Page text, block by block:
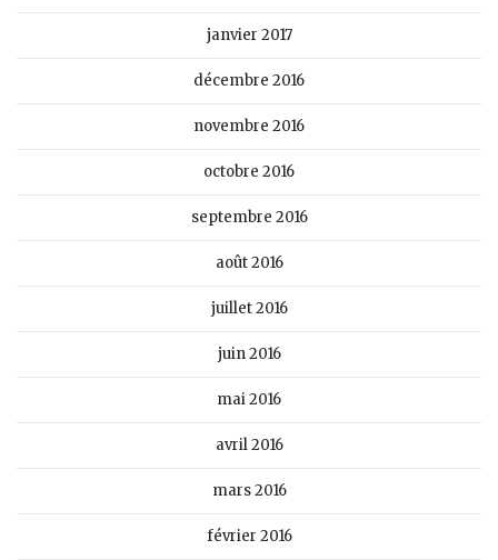
janvier 2017
décembre 2016
novembre 2016
octobre 2016
septembre 2016
août 2016
juillet 2016
juin 2016
mai 2016
avril 2016
mars 2016
février 2016